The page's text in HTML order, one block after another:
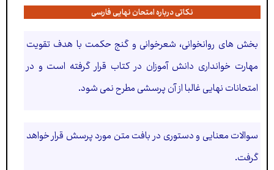
نکاتی درباره امتحان نهایی فارسی
بخش های روانخوانی، شعرخوانی و گنج حکمت با هدف تقویت
مهارت خوانداری دانش آموزان در کتاب قرار گرفته است و در
امتحانات نهایی غالبا از آن پرسشی مطرح نمی شود.
سوالات معنایی و دستوری در بافت متن مورد پرسش قرار خواهد
گرفت.